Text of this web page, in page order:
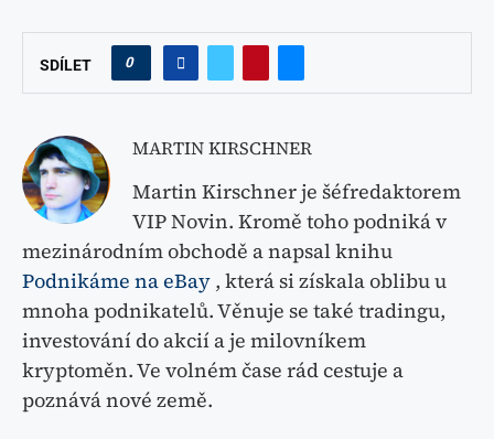
SDÍLET 0
MARTIN KIRSCHNER
Martin Kirschner je šéfredaktorem
VIP Novin. Kromě toho podniká v
mezinárodním obchodě a napsal knihu
Podnikáme na eBay , která si získala oblibu u
mnoha podnikatelů. Věnuje se také tradingu,
investování do akcií a je milovníkem
kryptoměn. Ve volném čase rád cestuje a
poznává nové země.